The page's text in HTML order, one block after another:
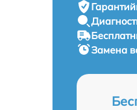
Замена